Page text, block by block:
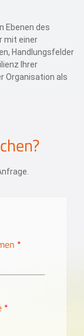
Ebenen des
mit einer
Handlungsfelder
Ihrer
Organisation als
*
*